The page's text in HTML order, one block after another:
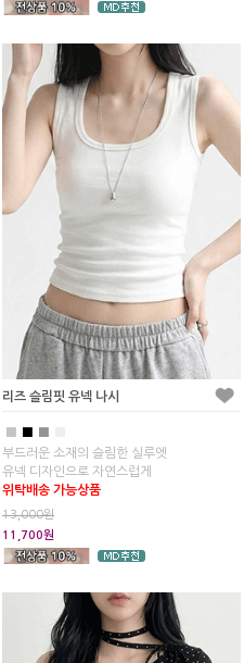
리즈 슬림핏 유넥 나시
■
부드러운 소재의 슬림한 실루엣
유넥 디자인으로 자연스럽게
위탁배송 가능상품
13,000원
11,700원